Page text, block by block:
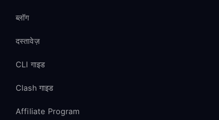
ब्लॉग
दस्तावेज़
CLI गाइड
Clash गाइड
Affiliate Program